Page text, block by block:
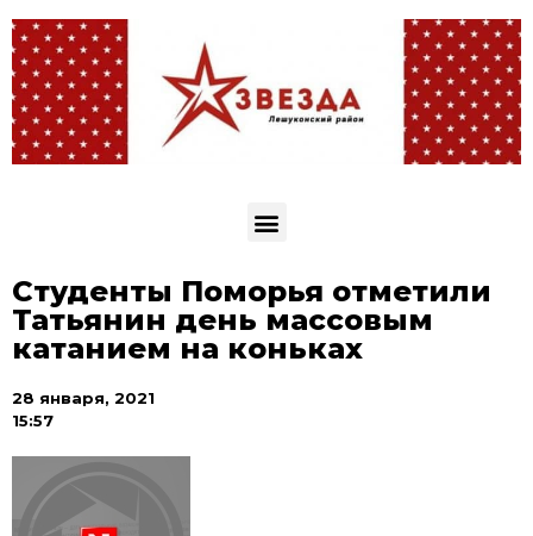
Студенты Поморья отметили
Татьянин день массовым
катанием на коньках
28 января, 2021
15:57